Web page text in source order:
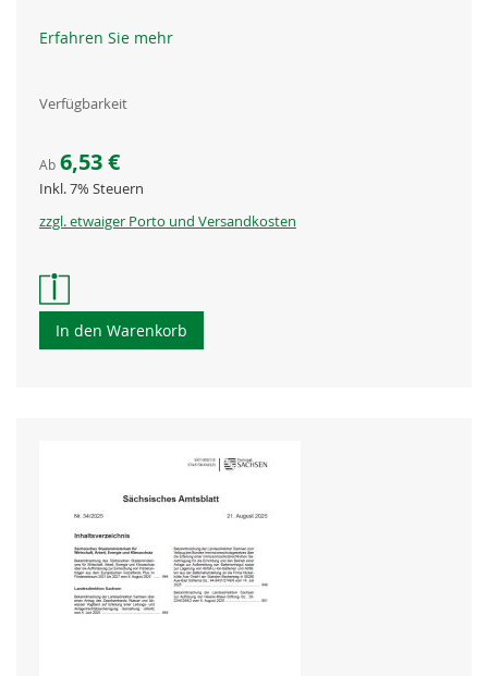
Erfahren Sie mehr
Verfügbarkeit
Ab 6,53 €
Inkl. 7% Steuern
zzgl. etwaiger Porto und Versandkosten
In den Warenkorb